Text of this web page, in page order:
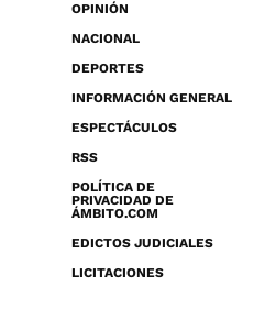
OPINIÓN
NACIONAL
DEPORTES
INFORMACIÓN GENERAL
ESPECTÁCULOS
RSS
POLÍTICA DE
PRIVACIDAD DE
ÁMBITO.COM
EDICTOS JUDICIALES
LICITACIONES